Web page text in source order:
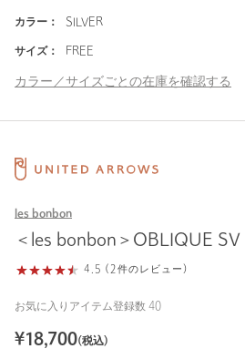
カラー： SILVER
サイズ： FREE
カラー／サイズごとの在庫を確認する
les bonbon
＜les bonbon＞OBLIQUE SV
4.5 (2件のレビュー)
お気に入りアイテム登録数 40
¥18,700(税込)